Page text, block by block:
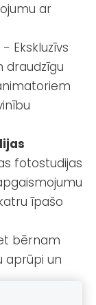
ar
- Ekskluzīvs
draudzīgu
fotostudijas
īpašo
bērnam
aprūpi un